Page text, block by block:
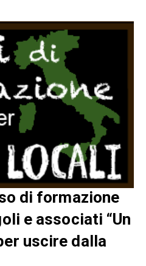
di formazione
e associati “Un
uscire dalla